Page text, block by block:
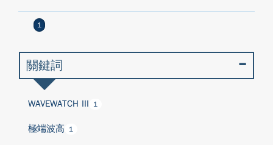
1
關鍵詞
WAVEWATCH III 1
極端波高 1